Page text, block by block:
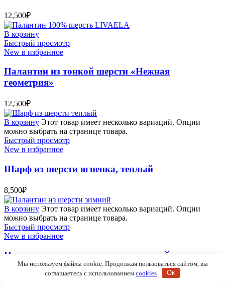
12,500₽
В корзину
Быстрый просмотр
New в избранное
Палантин из тонкой шерсти «Нежная
геометрия»
12,500₽
В корзину Этот товар имеет несколько вариаций. Опции
можно выбрать на странице товара.
Быстрый просмотр
New в избранное
Шарф из шерсти ягненка, теплый
8,500₽
В корзину Этот товар имеет несколько вариаций. Опции
можно выбрать на странице товара.
Быстрый просмотр
New в избранное
Палантин из шерсти ягненка, теплый
Мы используем файлы cookie. Продолжая пользоваться сайтом, вы
соглашаетесь с использованиемcookies Ок